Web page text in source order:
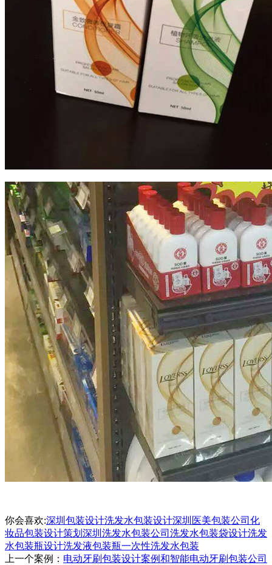
你会喜欢:深圳包装设计洗发水包装设计深圳医美包装公司 化
妆品包装设计策划 深圳洗发水包装公司 洗发水包装袋设计洗发
水包装瓶设计洗发液包装瓶一次性洗发水包装
上一个案例： 电动牙刷包装设计案例和智能电动牙刷包装公司